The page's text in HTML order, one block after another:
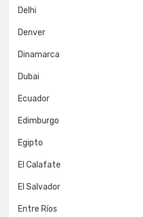
Delhi
Denver
Dinamarca
Dubai
Ecuador
Edimburgo
Egipto
El Calafate
El Salvador
Entre Ríos